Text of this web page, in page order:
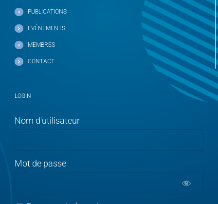
PUBLICATIONS
EVÉNEMENTS
MEMBRES
CONTACT
LOGIN
Nom d'utilisateur
Mot de passe